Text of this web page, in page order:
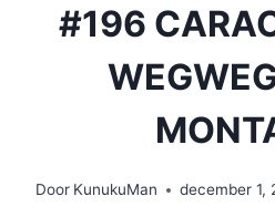
#196
Door KunukuMan december 1,